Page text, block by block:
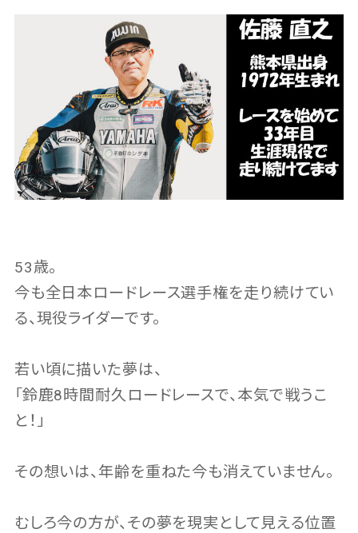
53歳。
今も全日本ロードレース選手権を走り続けてい
る、現役ライダーです。
若い頃に描いた夢は、
「鈴鹿8時間耐久ロードレースで、本気で戦うこ
と！」
その想いは、年齢を重ねた今も消えていません。
むしろ今の方が、その夢を現実として見える位置